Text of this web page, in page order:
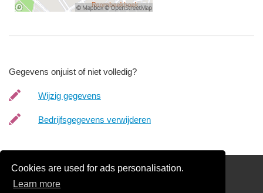
Cookies are used for ads personalisation.
Learn more
Gegevens onjuist of niet volledig?
Wijzig gegevens
Bedrijfsgegevens verwijderen
Schilder Offerte Aanvragen
links